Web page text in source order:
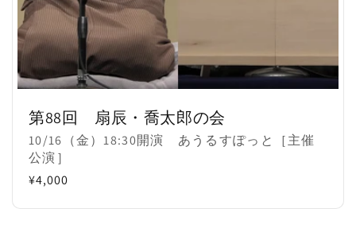
第88回 扇辰・喬太郎の会
販
売
元:
10/16（金）18:30開演 あうるすぽっと［主催
公演］
通
¥4,000